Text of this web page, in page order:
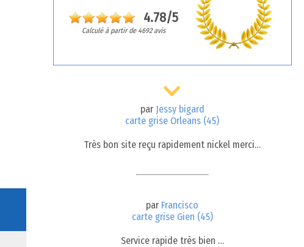
4.78/5
Calculé à partir de 4692 avis
par Jessy bigard
carte grise Orleans (45)
Très bon site reçu rapidement nickel merci…
par Francisco
carte grise Gien (45)
Service rapide très bien …